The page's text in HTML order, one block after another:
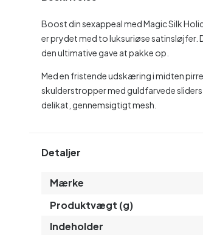
Boost din sexappeal med Magic Silk
er prydet med to luksuriøse satinsløjfer.
den ultimative gave at pakke op.
Med en fristende udskæring i midten
skulderstropper med guldfarvede
delikat, gennemsigtigt mesh.
Detaljer
Mærke
Produktvægt (g)
Indeholder